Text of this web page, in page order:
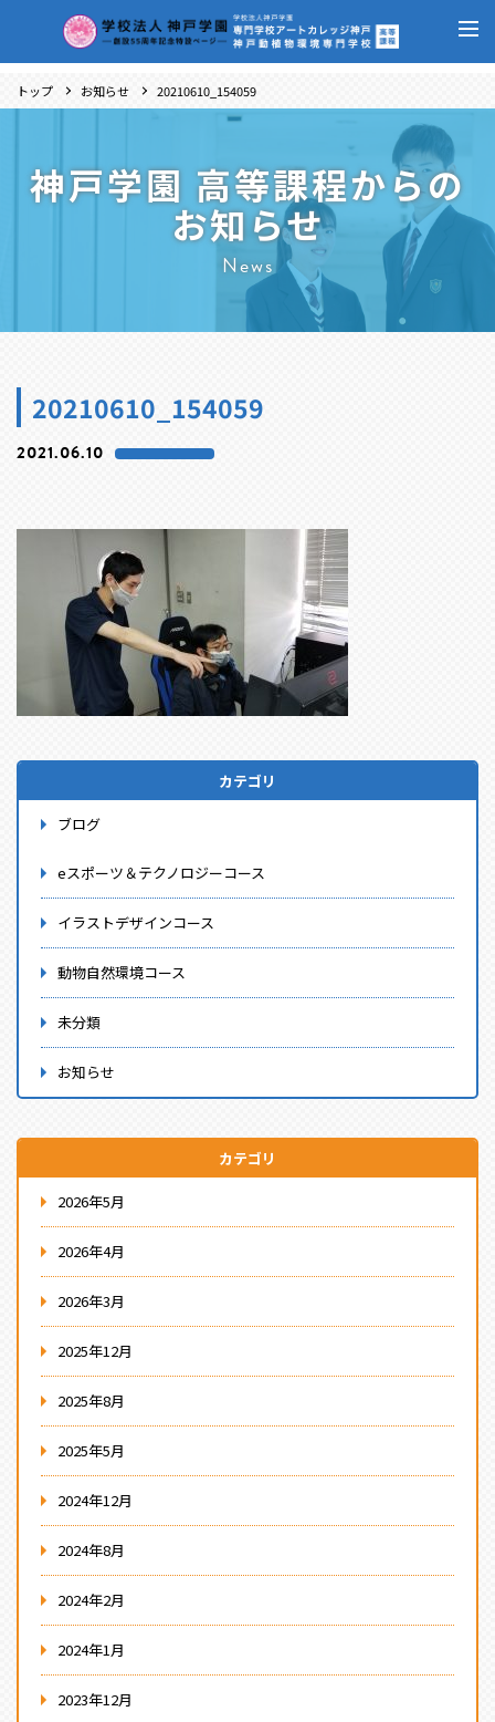
トップ お知らせ 20210610_154059
神戸学園 高等課程からの
お知らせ
News
20210610_154059
2021.06.10
カテゴリ
ブログ
eスポーツ＆テクノロジーコース
イラストデザインコース
動物自然環境コース
未分類
お知らせ
カテゴリ
2026年5月
2026年4月
2026年3月
2025年12月
2025年8月
2025年5月
2024年12月
2024年8月
2024年2月
2024年1月
2023年12月